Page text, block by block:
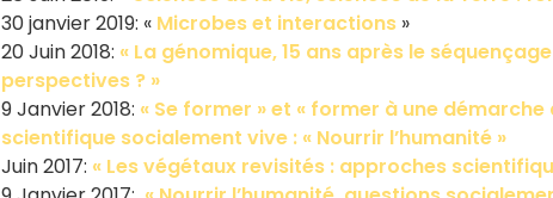
30 janvier 2019: « Microbes et interactions »
20 Juin 2018: « La génomique, 15 ans après le
perspectives ? »
9 Janvier 2018: « Se former » et « former à une
scientifique socialement vive : « Nourrir l’humanité »
Juin 2017: « Les végétaux revisités : approches